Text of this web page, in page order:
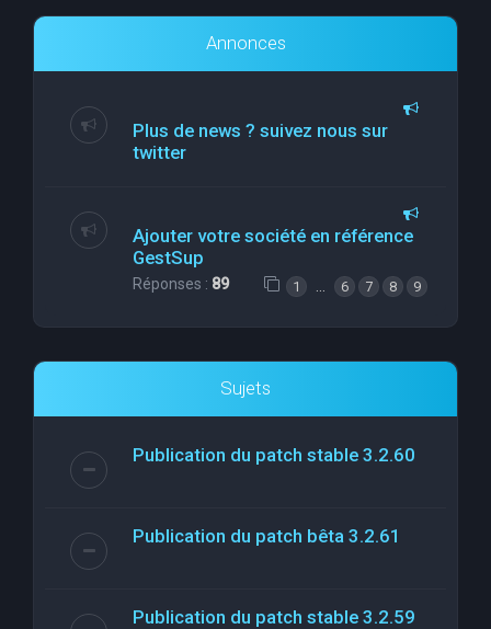
Annonces
Plus de news ? suivez nous sur
twitter
Ajouter votre société en référence
GestSup
Réponses : 89 1 6 7 8 9
Sujets
Publication du patch stable 3.2.60
Publication du patch bêta 3.2.61
Publication du patch stable 3.2.59